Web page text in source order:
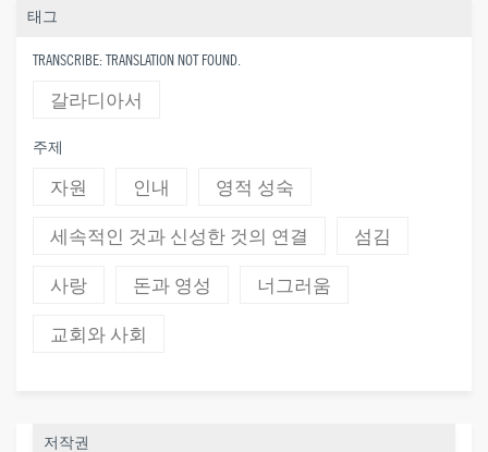
태그
TRANSCRIBE: TRANSLATION NOT FOUND.
갈라디아서
주제
자원 인내 영적 성숙
세속적인 것과 신성한 것의 연결 섬김
사랑 돈과 영성 너그러움
교회와 사회
저작권